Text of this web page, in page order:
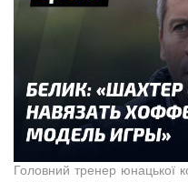
Головний тренер юнацької